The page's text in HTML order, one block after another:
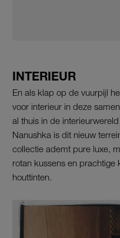
INTERIEUR
En als klap op de vuurpijl
voor interieur in deze
al thuis in de
Nanushka is dit nieuw
collectie ademt pure luxe,
rotan kussens en
houttinten.